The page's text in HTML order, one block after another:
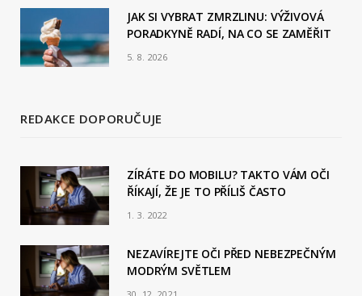
JAK SI VYBRAT ZMRZLINU: VÝŽIVOVÁ
PORADKYNĚ RADÍ, NA CO SE ZAMĚŘIT
5. 8. 2026
REDAKCE DOPORUČUJE
ZÍRÁTE DO MOBILU? TAKTO VÁM OČI
ŘÍKAJÍ, ŽE JE TO PŘÍLIŠ ČASTO
1. 3. 2022
NEZAVÍREJTE OČI PŘED NEBEZPEČNÝM
MODRÝM SVĚTLEM